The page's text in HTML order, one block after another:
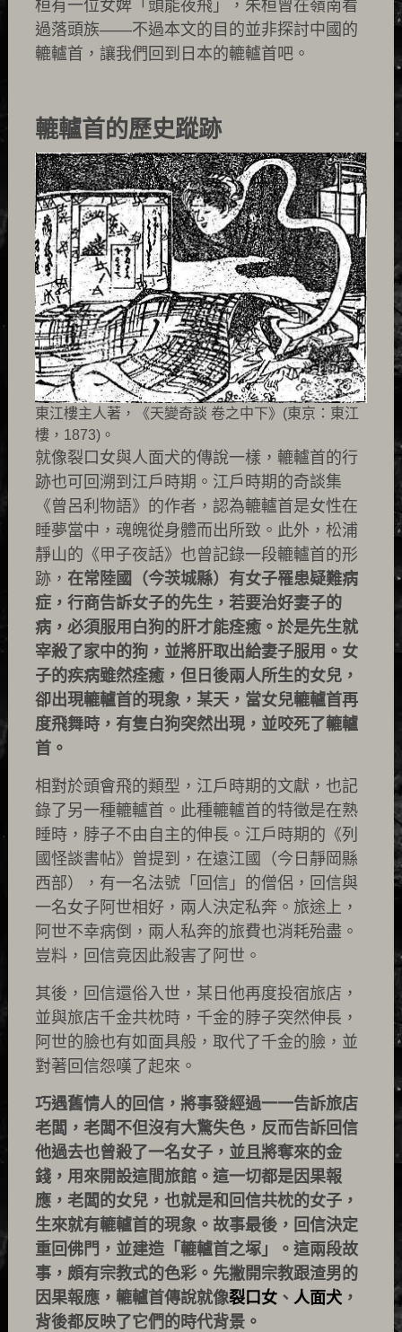
桓有一位女婢「頭能夜飛」，朱桓曾在嶺南看
過落頭族——不過本文的目的並非探討中國的
轆轤首，讓我們回到日本的轆轤首吧。
轆轤首的歷史蹤跡
東江樓主人著，《天變奇談 卷之中下》(東京：東江
樓，1873)。
就像裂口女與人面犬的傳說一樣，轆轤首的行
跡也可回溯到江戶時期。江戶時期的奇談集
《曾呂利物語》的作者，認為轆轤首是女性在
睡夢當中，魂魄從身體而出所致。此外，松浦
靜山的《甲子夜話》也曾記錄一段轆轤首的形
跡， 在常陸國（今茨城縣）有女子罹患疑難病
症，行商告訴女子的先生，若要治好妻子的
病，必須服用白狗的肝才能痊癒。於是先生就
宰殺了家中的狗，並將肝取出給妻子服用。女
子的疾病雖然痊癒，但日後兩人所生的女兒，
卻出現轆轤首的現象，某天，當女兒轆轤首再
度飛舞時，有隻白狗突然出現，並咬死了轆轤
首。
相對於頭會飛的類型，江戶時期的文獻，也記
錄了另一種轆轤首。此種轆轤首的特徵是在熟
睡時，脖子不由自主的伸長。江戶時期的《列
國怪談書帖》曾提到，在遠江國（今日靜岡縣
西部），有一名法號「回信」的僧侶，回信與
一名女子阿世相好，兩人決定私奔。旅途上，
阿世不幸病倒，兩人私奔的旅費也消耗殆盡。
豈料，回信竟因此殺害了阿世。
其後，回信還俗入世，某日他再度投宿旅店，
並與旅店千金共枕時，千金的脖子突然伸長，
阿世的臉也有如面具般，取代了千金的臉，並
對著回信怨嘆了起來。
巧遇舊情人的回信，將事發經過一一告訴旅店
老闆，老闆不但沒有大驚失色，反而告訴回信
他過去也曾殺了一名女子，並且將奪來的金
錢，用來開設這間旅館。這一切都是因果報
應，老闆的女兒，也就是和回信共枕的女子，
生來就有轆轤首的現象。故事最後，回信決定
重回佛門，並建造「轆轤首之塚」。這兩段故
事，頗有宗教式的色彩。先撇開宗教跟渣男的
因果報應，轆轤首傳說就像裂口女、 人面犬，
背後都反映了它們的時代背景。